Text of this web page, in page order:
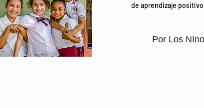
de aprendizaje
Por Los